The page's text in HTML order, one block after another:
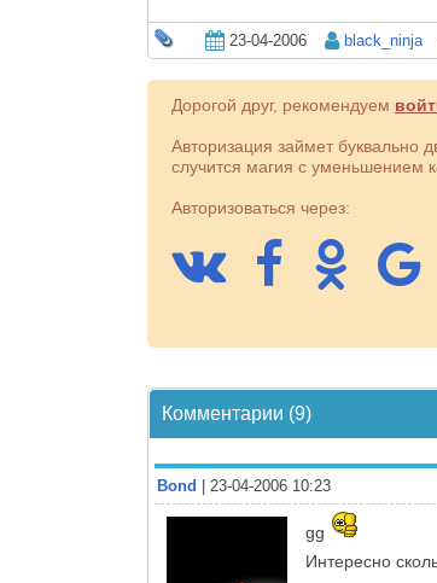
23-04-2006 black_ninja
Дорогой друг, рекомендуем
Авторизация займет буквально
случится магия с уменьшением
Авторизоваться через:
Комментарии (9)
Bond | 23-04-2006 10:23
gg
Интересно